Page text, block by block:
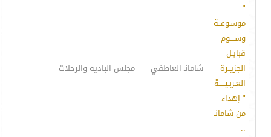
"
موسـوعــة
وســــوم
قبايـل
الجزيــرة
العـربـيـــــة
" إهداء
من شامانـ
..
شامانـ العاطفي مجلس الباديه والرحلات